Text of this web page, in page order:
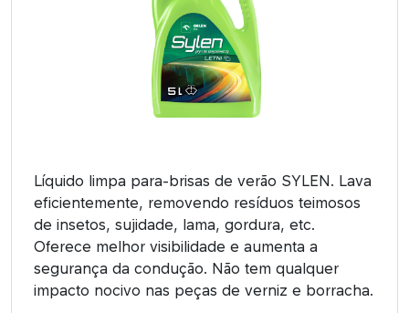
Líquido limpa para-brisas de verão SYLEN. Lava
eficientemente, removendo resíduos teimosos
de insetos, sujidade, lama, gordura, etc.
Oferece melhor visibilidade e aumenta a
segurança da condução. Não tem qualquer
impacto nocivo nas peças de verniz e borracha.